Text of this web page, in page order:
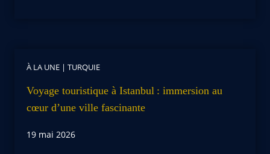
À LA UNE | TURQUIE
Voyage touristique à Istanbul : immersion au
cœur d’une ville fascinante
19 mai 2026